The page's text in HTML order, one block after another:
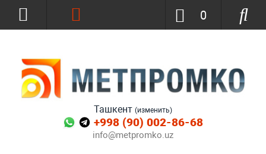
Ташкент (изменить)
+998 (90) 002-86-68
info@metpromko.uz
0